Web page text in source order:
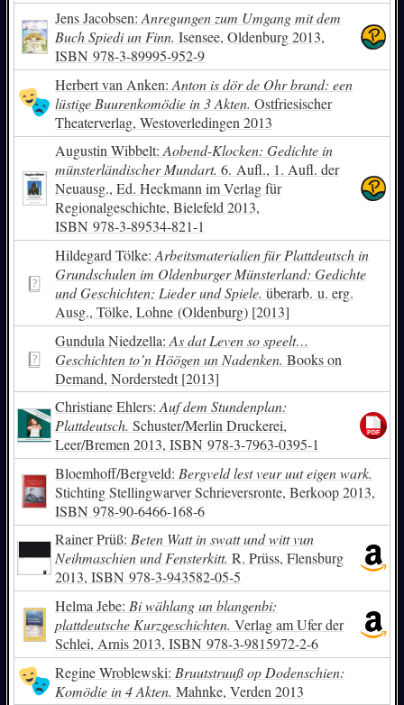
Jens Jacobsen: Anregungen zum Umgang mit dem
Buch Spiedi un Finn. Isensee, Oldenburg 2013,
ISBN978-3-89995-952-9
Herbert van Anken: Anton is dör de Ohr brand: een
lüstige Buurenkomödie in 3 Akten. Ostfriesischer
Theaterverlag, Westoverledingen 2013
Augustin Wibbelt: Aobend-Klocken: Gedichte in
münsterländischer Mundart. 6. Aufl., 1. Aufl. der
Neuausg., Ed. Heckmann im Verlag für
Regionalgeschichte, Bielefeld 2013,
ISBN978-3-89534-821-1
Hildegard Tölke: Arbeitsmaterialien für Plattdeutsch in
Grundschulen im Oldenburger Münsterland: Gedichte
und Geschichten; Lieder und Spiele. überarb. u. erg.
Ausg., Tölke, Lohne (Oldenburg) [2013]
Gundula Niedzella: As dat Leven so speelt…
Geschichten to’n Höögen un Nadenken. Books on
Demand, Norderstedt [2013]
Christiane Ehlers: Auf dem Stundenplan:
Plattdeutsch. Schuster/Merlin Druckerei,
Leer/Bremen 2013,ISBN978-3-7963-0395-1
Bloemhoff/Bergveld: Bergveld lest veur uut eigen wark.
Stichting Stellingwarver Schrieversronte, Berkoop 2013,
ISBN978-90-6466-168-6
Rainer Prüß: Beten Watt in swatt und witt vun
Neihmaschien und Fensterkitt. R. Prüss, Flensburg
2013,ISBN978-3-943582-05-5
Helma Jebe: Bi wählang un blangenbi:
plattdeutsche Kurzgeschichten. Verlag am Ufer der
Schlei, Arnis 2013,ISBN978-3-9815972-2-6
Regine Wroblewski: Bruutstruuß op Dodenschien:
Komödie in 4 Akten. Mahnke, Verden 2013